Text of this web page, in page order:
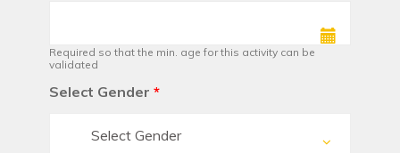
Required so that the min. age for this activity can be
validated
Select Gender *
Select Gender